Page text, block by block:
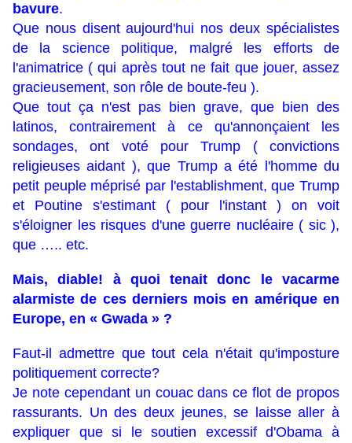
bavure.
Que nous disent aujourd'hui nos deux spécialistes
de la science politique, malgré les efforts de
l'animatrice ( qui après tout ne fait que jouer, assez
gracieusement, son rôle de boute-feu ).
Que tout ça n'est pas bien grave, que bien des
latinos, contrairement à ce qu'annonçaient les
sondages, ont voté pour Trump ( convictions
religieuses aidant ), que Trump a été l'homme du
petit peuple méprisé par l'establishment, que Trump
et Poutine s'estimant ( pour l'instant ) on voit
s'éloigner les risques d'une guerre nucléaire ( sic ),
que ….. etc.
Mais, diable! à quoi tenait donc le vacarme
alarmiste de ces derniers mois en amérique en
Europe, en « Gwada » ?
Faut-il admettre que tout cela n'était qu'imposture
politiquement correcte?
Je note cependant un couac dans ce flot de propos
rassurants. Un des deux jeunes, se laisse aller à
expliquer que si le soutien excessif d'Obama à